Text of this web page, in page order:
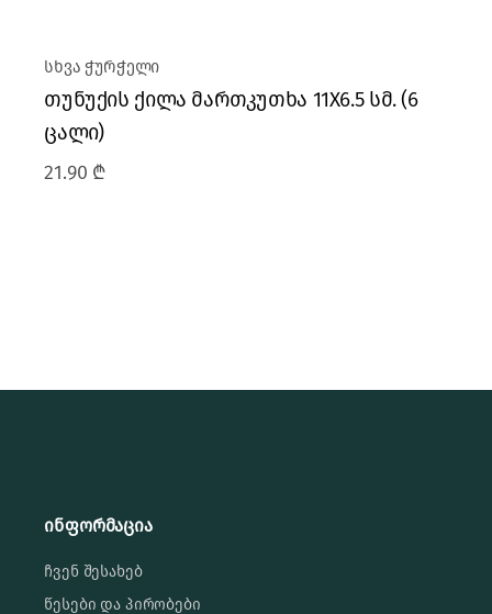
სხვა ჭურჭელი
თუნუქის ქილა მართკუთხა 11X6.5 სმ. (6
ცალი)
21.90 ₾
ინფორმაცია
ჩვენ შესახებ
წესები და პირობები